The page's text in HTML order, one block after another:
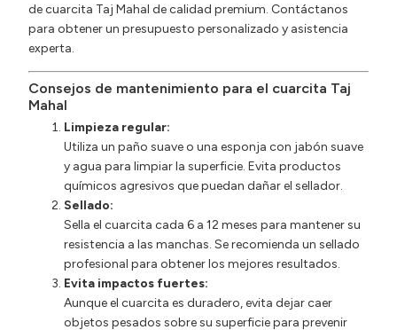
de cuarcita Taj Mahal de calidad premium. Contáctanos
para obtener un presupuesto personalizado y asistencia
experta.
Consejos de mantenimiento para el cuarcita Taj
Mahal
Limpieza regular:
Utiliza un paño suave o una esponja con jabón suave
y agua para limpiar la superficie. Evita productos
químicos agresivos que puedan dañar el sellador.
Sellado:
Sella el cuarcita cada 6 a 12 meses para mantener su
resistencia a las manchas. Se recomienda un sellado
profesional para obtener los mejores resultados.
Evita impactos fuertes:
Aunque el cuarcita es duradero, evita dejar caer
objetos pesados sobre su superficie para prevenir